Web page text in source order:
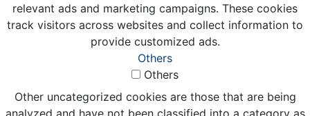
relevant ads and marketing campaigns. These cookies
track visitors across websites and collect information to
provide customized ads.
Others
Others
Other uncategorized cookies are those that are being